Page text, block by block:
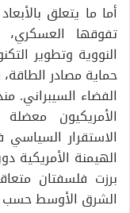
أما ما يتعلق
تفوقها
النووية وتطوير
حماية مصادر
الفضاء السيبراني.
الأمريكيون
الاستقرار
الهيمنة
برزت فلسفتان
الشرق الأوسط